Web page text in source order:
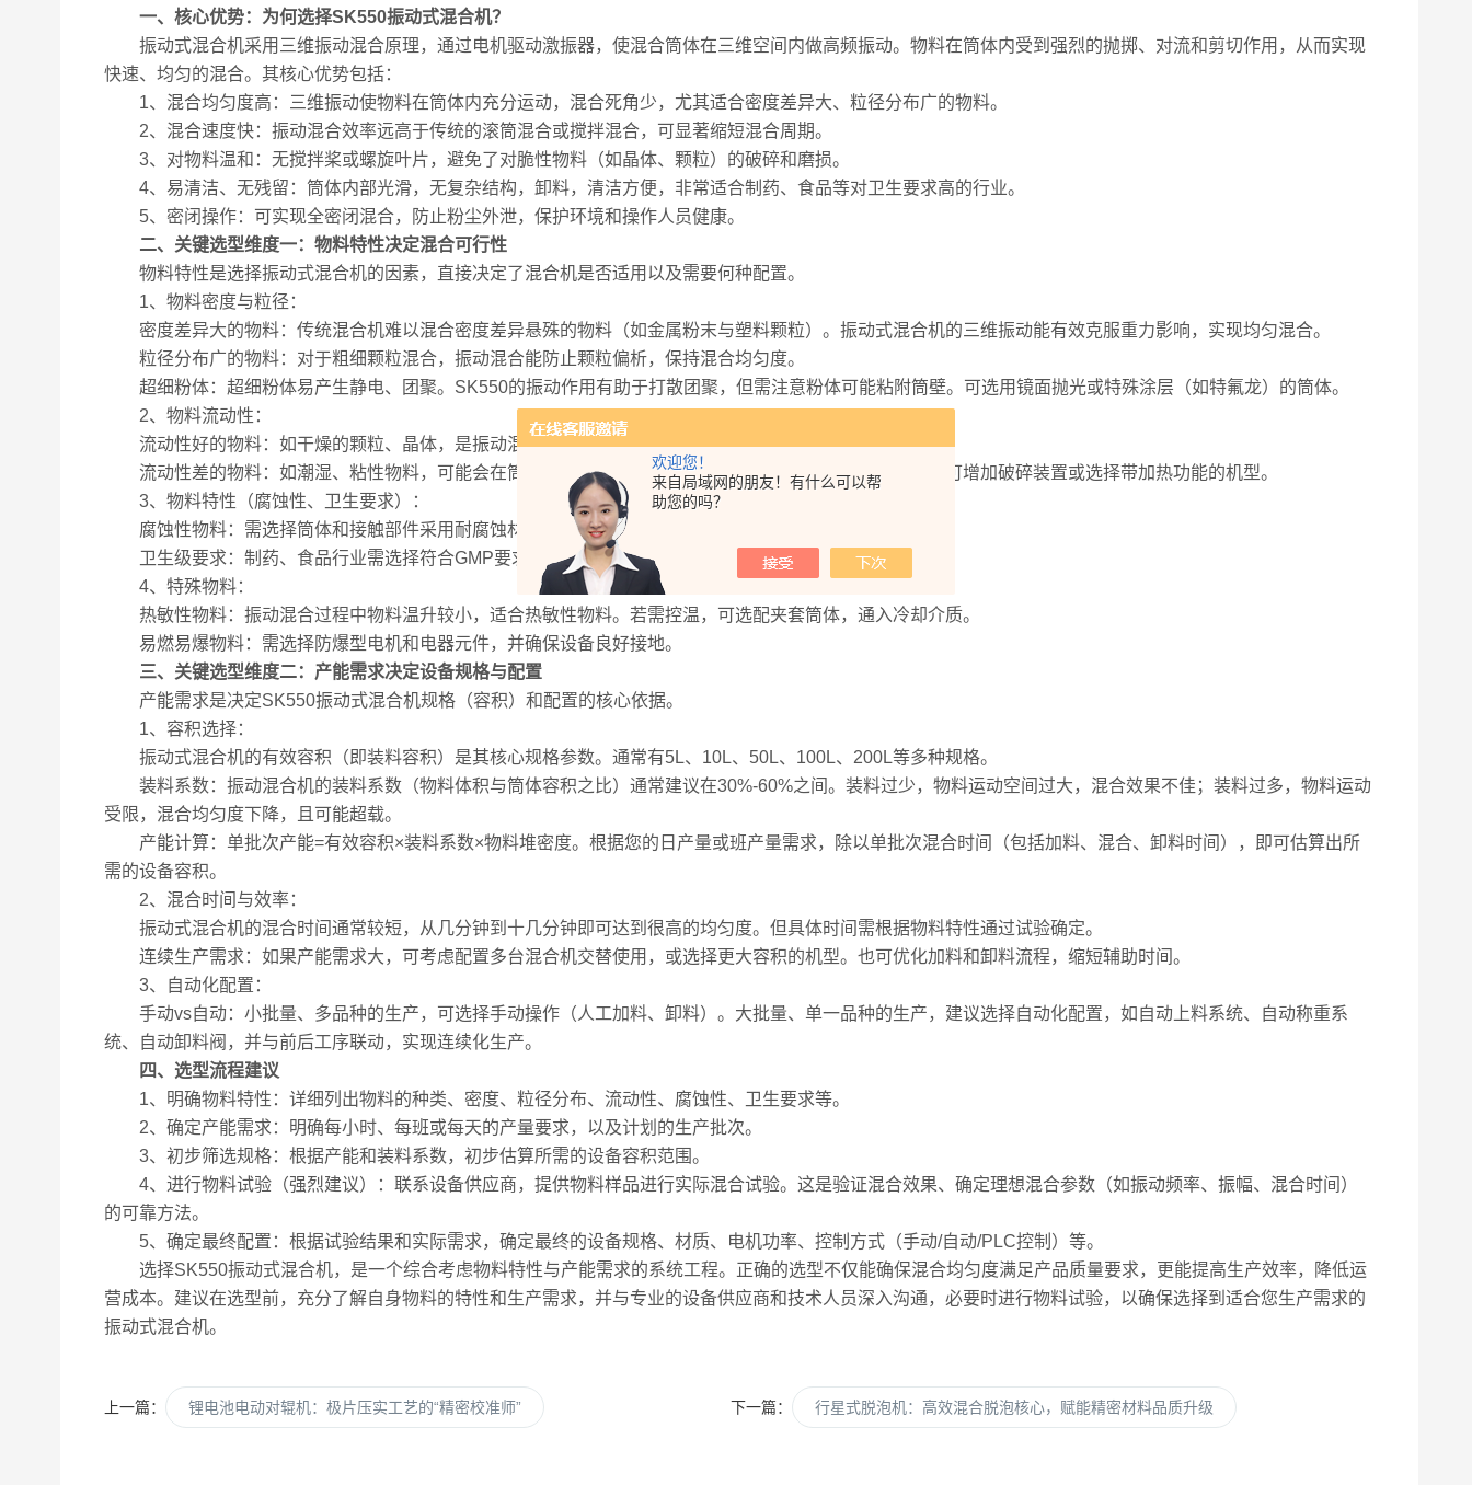
欢迎您！
来自局域网的朋友！有什么可以帮
助您的吗？
一、核心优势：为何选择SK550振动式混合机？
振动式混合机采用三维振动混合原理，通过电机驱动激振器，使混合筒体在三维空间内做高频振动。物料在筒体内受到强烈的抛掷、对流和剪切作用，从而实现
快速、均匀的混合。其核心优势包括：
1、混合均匀度高：​三维振动使物料在筒体内充分运动，混合死角少，尤其适合密度差异大、粒径分布广的物料。
2、混合速度快：​振动混合效率远高于传统的滚筒混合或搅拌混合，可显著缩短混合周期。
3、对物料温和：​无搅拌桨或螺旋叶片，避免了对脆性物料（如晶体、颗粒）的破碎和磨损。
4、易清洁、无残留：​筒体内部光滑，无复杂结构，卸料，清洁方便，非常适合制药、食品等对卫生要求高的行业。
5、密闭操作：​可实现全密闭混合，防止粉尘外泄，保护环境和操作人员健康。
二、关键选型维度一：物料特性决定混合可行性
物料特性是选择振动式混合机的因素，直接决定了混合机是否适用以及需要何种配置。
1、物料密度与粒径：
密度差异大的物料：​传统混合机难以混合密度差异悬殊的物料（如金属粉末与塑料颗粒）。振动式混合机的三维振动能有效克服重力影响，实现均匀混合。
粒径分布广的物料：​对于粗细颗粒混合，振动混合能防止颗粒偏析，保持混合均匀度。
超细粉体：​超细粉体易产生静电、团聚。SK550的振动作用有助于打散团聚，但需注意粉体可能粘附筒壁。可选用镜面抛光或特殊涂层（如特氟龙）的筒体。
2、物料流动性：
流动性好的物料：​如干燥的颗粒、晶体，是振动混合的理想物料。
流动性差的物料：​如潮湿、粘性物料，可能会在筒体内结块或粘壁，影响混合效果。需谨慎评估，必要时可增加破碎装置或选择带加热功能的机型。
3、物料特性（腐蚀性、卫生要求）：
腐蚀性物料：​需选择筒体和接触部件采用耐腐蚀材质（如不锈钢316L）的机型。
卫生级要求：​制药、食品行业需选择符合GMP要求的机型，如筒体镜面抛光、易拆卸清洗。
4、特殊物料：
热敏性物料：​振动混合过程中物料温升较小，适合热敏性物料。若需控温，可选配夹套筒体，通入冷却介质。
易燃易爆物料：​需选择防爆型电机和电器元件，并确保设备良好接地。
三、关键选型维度二：产能需求决定设备规格与配置
产能需求是决定SK550振动式混合机规格（容积）和配置的核心依据。
1、容积选择：
振动式混合机的有效容积（即装料容积）是其核心规格参数。通常有5L、10L、50L、100L、200L等多种规格。
装料系数：​振动混合机的装料系数（物料体积与筒体容积之比）通常建议在30%-60%​之间。装料过少，物料运动空间过大，混合效果不佳；装料过多，物料运动
受限，混合均匀度下降，且可能超载。
产能计算：​单批次产能=有效容积×装料系数×物料堆密度。根据您的日产量或班产量需求，除以单批次混合时间（包括加料、混合、卸料时间），即可估算出所
需的设备容积。
2、混合时间与效率：
振动式混合机的混合时间通常较短，从几分钟到十几分钟即可达到很高的均匀度。但具体时间需根据物料特性通过试验确定。
连续生产需求：​如果产能需求大，可考虑配置多台混合机交替使用，或选择更大容积的机型。也可优化加料和卸料流程，缩短辅助时间。
3、自动化配置：
手动vs自动：​小批量、多品种的生产，可选择手动操作（人工加料、卸料）。大批量、单一品种的生产，建议选择自动化配置，如自动上料系统、自动称重系
统、自动卸料阀，并与前后工序联动，实现连续化生产。
四、选型流程建议
1、明确物料特性：​详细列出物料的种类、密度、粒径分布、流动性、腐蚀性、卫生要求等。
2、确定产能需求：​明确每小时、每班或每天的产量要求，以及计划的生产批次。
3、初步筛选规格：​根据产能和装料系数，初步估算所需的设备容积范围。
4、进行物料试验（强烈建议）：​联系设备供应商，提供物料样品进行实际混合试验。这是验证混合效果、确定理想混合参数（如振动频率、振幅、混合时间）
的可靠方法。
5、确定最终配置：​根据试验结果和实际需求，确定最终的设备规格、材质、电机功率、控制方式（手动/自动/PLC控制）等。
选择SK550振动式混合机，是一个综合考虑物料特性与产能需求的系统工程。正确的选型不仅能确保混合均匀度满足产品质量要求，更能提高生产效率，降低运
营成本。建议在选型前，充分了解自身物料的特性和生产需求，并与专业的设备供应商和技术人员深入沟通，必要时进行物料试验，以确保选择到适合您生产需求的
振动式混合机。
上一篇： 锂电池电动对辊机：极片压实工艺的“精密校准师” 下一篇： 行星式脱泡机：高效混合脱泡核心，赋能精密材料品质升级